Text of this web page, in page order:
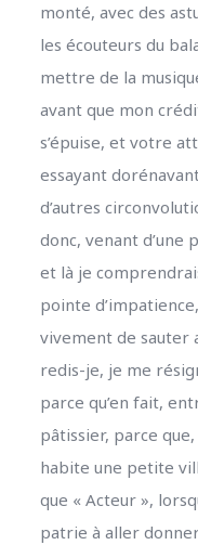
monté, avec des
les écouteurs du
mettre de la
avant que mon
s’épuise, et votre
essayant
d’autres
donc, venant d’une
et là je
pointe
vivement de sauter
redis-je, je me
parce qu’en fait,
pâtissier, parce
habite une petite
que « Acteur »,
patrie à aller